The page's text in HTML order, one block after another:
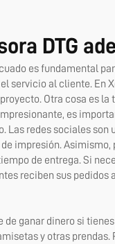
DTG
es fundamental
servicio al cliente. En
proyecto. Otra cosa es
es
Las redes sociales
impresión.
de entrega. Si
reciben sus pedidos
de ganar dinero si
y otras